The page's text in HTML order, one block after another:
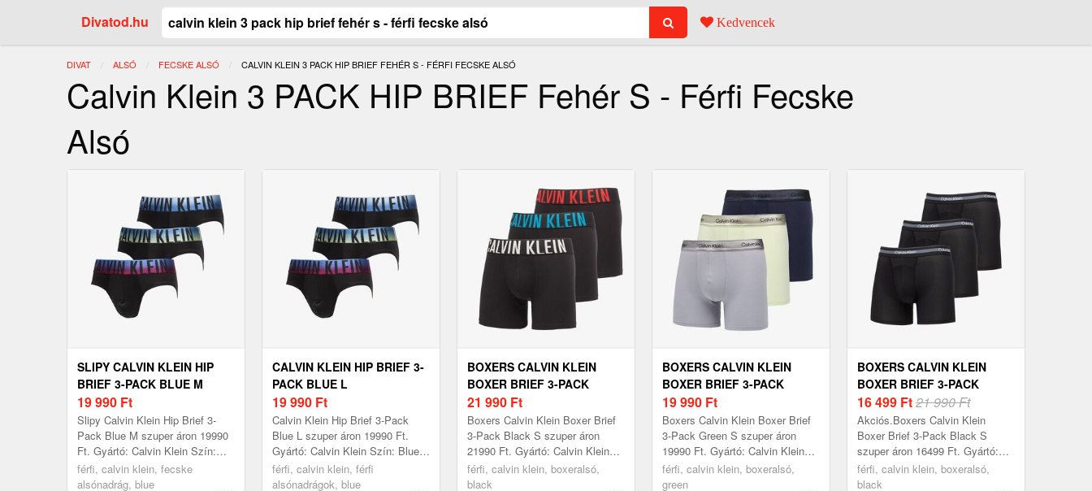
Divatod.hu Kedvencek
DIVAT ALSÓ FECSKE ALSÓ JELENLEGI:
CALVIN KLEIN 3 PACK HIP BRIEF FEHÉR S - FÉRFI FECSKE ALSÓ
Calvin Klein 3 PACK HIP BRIEF Fehér S - Férfi Fecske
Alsó
SLIPY CALVIN KLEIN HIP
BRIEF 3-PACK BLUE M
19 990 Ft
Slipy Calvin Klein Hip Brief 3-
Pack Blue M szuper áron 19990
Ft. Gyártó: Calvin Klein Szín:
Blue Méret: M
férfi, calvin klein, fecske
alsónadrág, blue
CALVIN KLEIN HIP BRIEF 3-
PACK BLUE L
19 990 Ft
Calvin Klein Hip Brief 3-Pack
Blue L szuper áron 19990 Ft.
Gyártó: Calvin Klein Szín: Blue
Méret: L
férfi, calvin klein, férfi
alsónadrágok, blue
BOXERS CALVIN KLEIN
BOXER BRIEF 3-PACK
BLACK S
21 990 Ft
Boxers Calvin Klein Boxer Brief
3-Pack Black S szuper áron
21990 Ft. Gyártó: Calvin Klein
Szín: Black Méret: S
férfi, calvin klein, boxeralsó,
black
BOXERS CALVIN KLEIN
BOXER BRIEF 3-PACK
GREEN S
19 990 Ft
Boxers Calvin Klein Boxer Brief
3-Pack Green S szuper áron
19990 Ft. Gyártó: Calvin Klein
Szín: Green Méret: S
férfi, calvin klein, boxeralsó,
green
BOXERS CALVIN KLEIN
BOXER BRIEF 3-PACK
BLACK S
16 499 Ft21 990 Ft
Akciós.Boxers Calvin Klein
Boxer Brief 3-Pack Black S
szuper áron 16499 Ft. Gyártó:
Calvin Klein Szín: Black Méret:
S
férfi, calvin klein, boxeralsó,
black